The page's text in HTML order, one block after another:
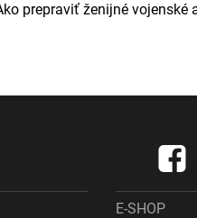
prepraviť ženijné vojenské
E-SHOP